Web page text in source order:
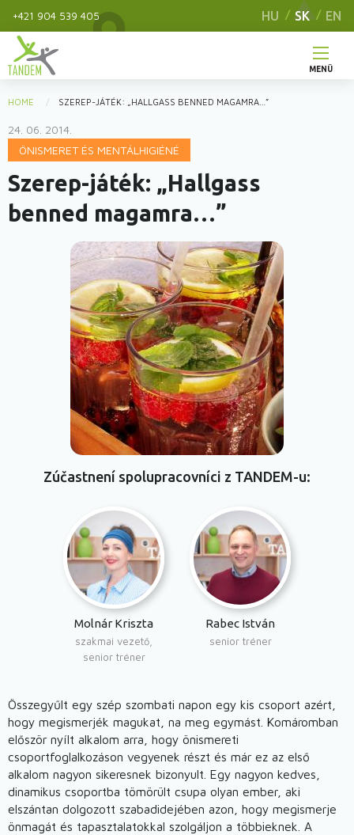
main
content
+421 904 539 405 HU SK EN
Hlavné
menu
MENÜ
are
here
HOME SZEREP-JÁTÉK: „HALLGASS BENNED MAGAMRA…”
24. 06. 2014.
ÖNISMERET ÉS MENTÁLHIGIÉNÉ
Szerep-játék: „Hallgass
benned magamra…”
Zúčastnení spolupracovníci z TANDEM-u
Molnár Kriszta
szakmai vezető,
senior tréner
Rabec István
senior tréner
Összegyűlt egy szép szombati napon egy kis csoport azért,
hogy megismerjék magukat, na meg egymást. Komáromban
először nyílt alkalom arra, hogy önismereti
csoportfoglalkozáson vegyenek részt és már ez az első
alkalom nagyon sikeresnek bizonyult. Egy nagyon kedves,
dinamikus csoportba tömörült csupa olyan ember, aki
elszántan dolgozott szabadidejében azon, hogy megismerje
önmagát és tapasztalatokkal szolgáljon a többieknek. A